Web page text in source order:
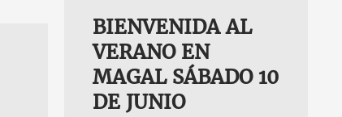
BIENVENIDA AL
VERANO EN
MAGAL SÁBADO 10
DE JUNIO